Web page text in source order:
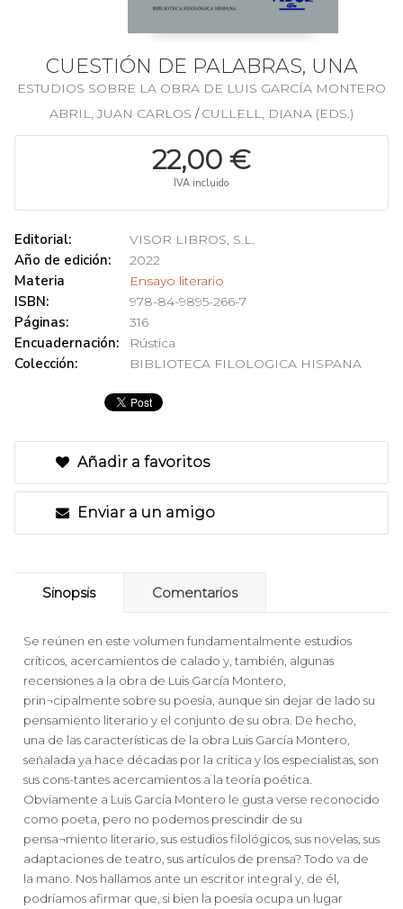
CUESTIÓN DE PALABRAS, UNA
ESTUDIOS SOBRE LA OBRA DE LUIS GARCÍA MONTERO
ABRIL, JUAN CARLOS /CULLELL, DIANA (EDS.)
22,00 €
IVA incluido
Editorial: VISOR LIBROS, S.L.
Año de edición: 2022
Materia Ensayo literario
ISBN: 978-84-9895-266-7
Páginas: 316
Encuadernación: Rústica
Colección: BIBLIOTECA FILOLOGICA HISPANA
Añadir a favoritos
Enviar a un amigo
Sinopsis Comentarios
Se reúnen en este volumen fundamentalmente estudios
críticos, acercamientos de calado y, también, algunas
recensiones a la obra de Luis García Montero,
prin¬cipalmente sobre su poesía, aunque sin dejar de lado su
pensamiento literario y el conjunto de su obra. De hecho,
una de las características de la obra Luis García Montero,
señalada ya hace décadas por la crítica y los especialistas, son
sus cons-tantes acercamientos a la teoría poética.
Obviamente a Luis García Montero le gusta verse reconocido
como poeta, pero no podemos prescindir de su
pensa¬miento literario, sus estudios filológicos, sus novelas, sus
adaptaciones de teatro, sus artículos de prensa? Todo va de
la mano. Nos hallamos ante un escritor integral y, de él,
podríamos afirmar que, si bien la poesía ocupa un lugar